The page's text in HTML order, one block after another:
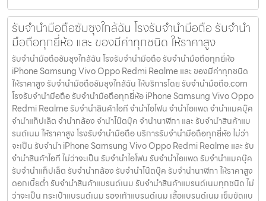
รับจำนำมือถือซัมซุงใกล้ฉัน โรงรับจำนำมือถือ รับจำนำ
มือถือทุกยี่ห้อ และ ของมีค่าทุกชนิด ให้ราคาสูง
รับจำนำมือถือซัมซุงใกล้ฉัน โรงรับจำนำมือถือ รับจำนำมือถือทุกยี่ห้อ
iPhone Samsung Vivo Oppo Redmi Realme และ ของมีค่าทุกชนิด
ให้ราคาสูง รับจำนำมือถือซัมซุงใกล้ฉัน ให้บริการโดย รับจํานํามือถือ.com
โรงรับจำนำมือถือ รับจำนำมือถือทุกยี่ห้อ iPhone Samsung Vivo Oppo
Redmi Realme รับจำนำสินค้าไอที จำนำไอโฟน จำนำไอแพด จำนำแมคบุ๊ค
จำนำแท็ปเล็ต จำนำกล้อง จำนำโน๊ตบุ๊ค จำนำนาฬิกา และ รับจำนำสินค้าแบ
รนด์เนม ให้ราคาสูง โรงรับจำนำมือถือ บริการรับจำนำมือถือทุกยี่ห้อ ไม่ว่า
จะเป็น รับจำนำ iPhone Samsung Vivo Oppo Redmi Realme และ รับ
จำนำสินค้าไอที ไม่ว่าจะเป็น รับจำนำไอโฟน รับจำนำไอแพด รับจำนำแมคบุ๊ค
รับจำนำแท็ปเล็ต รับจำนำกล้อง รับจำนำโน๊ตบุ๊ค รับจำนำนาฬิกา ให้ราคาสูง
ดอกเบี้ยต่ำ รับจำนำสินค้าแบรนด์เนม รับจำนำสินค้าแบรนด์เนมทุกชนิด ไม่
ว่าจะเป็น กระเป๋าแบรนด์เนม รองเท้าแบรนด์เนม เสื้อแบรนด์เนม เข็มขัดแบ